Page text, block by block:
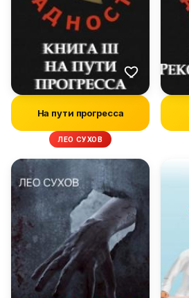
На пути прогресса
ЛЕО СУХОВ